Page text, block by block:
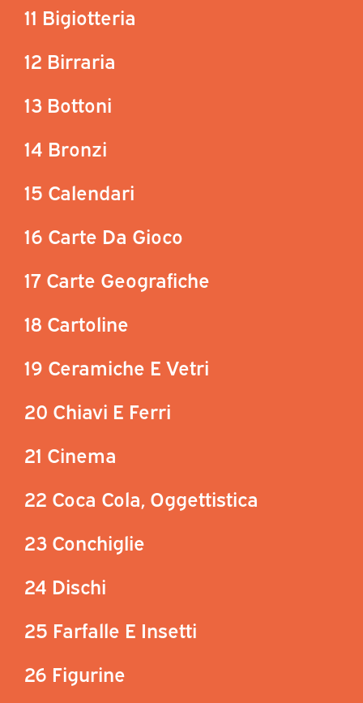
11 Bigiotteria
12 Birraria
13 Bottoni
14 Bronzi
15 Calendari
16 Carte Da Gioco
17 Carte Geografiche
18 Cartoline
19 Ceramiche E Vetri
20 Chiavi E Ferri
21 Cinema
22 Coca Cola, Oggettistica
23 Conchiglie
24 Dischi
25 Farfalle E Insetti
26 Figurine